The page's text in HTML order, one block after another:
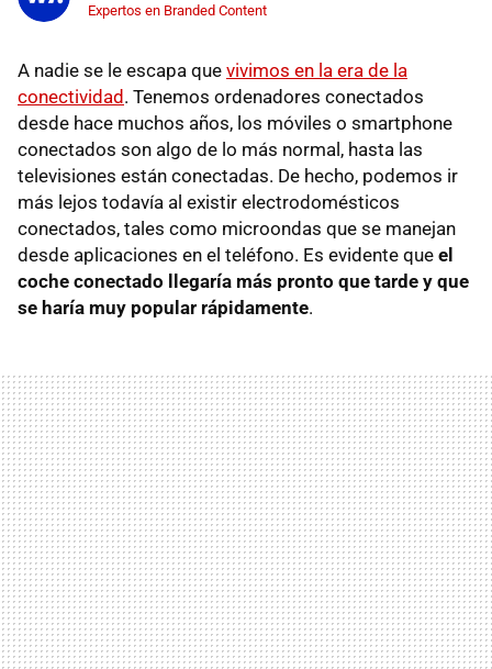
Expertos en Branded Content
A nadie se le escapa que vivimos en la era de la
conectividad. Tenemos ordenadores conectados
desde hace muchos años, los móviles o smartphone
conectados son algo de lo más normal, hasta las
televisiones están conectadas. De hecho, podemos ir
más lejos todavía al existir electrodomésticos
conectados, tales como microondas que se manejan
desde aplicaciones en el teléfono. Es evidente que el
coche conectado llegaría más pronto que tarde y que
se haría muy popular rápidamente.